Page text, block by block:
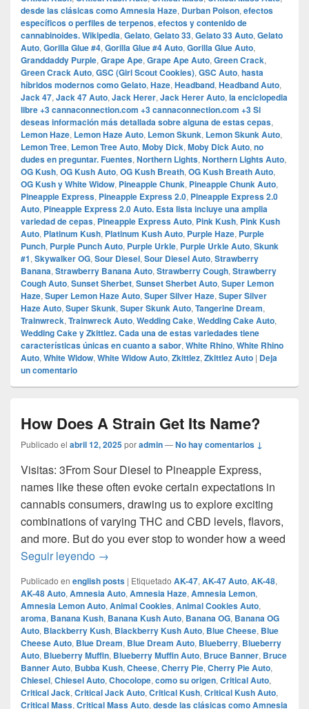
desde las clásicas como Amnesia Haze, Durban Poison, efectos
específicos o perfiles de terpenos, efectos y contenido de
cannabinoides.​ Wikipedia, Gelato, Gelato 33, Gelato 33 Auto, Gelato
Auto, Gorilla Glue #4, Gorilla Glue #4 Auto, Gorilla Glue Auto,
Granddaddy Purple, Grape Ape, Grape Ape Auto, Green Crack,
Green Crack Auto, GSC (Girl Scout Cookies), GSC Auto, hasta
híbridos modernos como Gelato, Haze, Headband, Headband Auto,
Jack 47, Jack 47 Auto, Jack Herer, Jack Herer Auto, la enciclopedia
libre +3 cannaconnection.com +3 cannaconnection.com +3 Si
deseas información más detallada sobre alguna de estas cepas,
Lemon Haze, Lemon Haze Auto, Lemon Skunk, Lemon Skunk Auto,
Lemon Tree, Lemon Tree Auto, Moby Dick, Moby Dick Auto, no
dudes en preguntar.​ Fuentes, Northern Lights, Northern Lights Auto,
OG Kush, OG Kush Auto, OG Kush Breath, OG Kush Breath Auto,
OG Kush y White Widow, Pineapple Chunk, Pineapple Chunk Auto,
Pineapple Express, Pineapple Express 2.0, Pineapple Express 2.0
Auto, Pineapple Express 2.0 Auto.​ Esta lista incluye una amplia
variedad de cepas, Pineapple Express Auto, Pink Kush, Pink Kush
Auto, Platinum Kush, Platinum Kush Auto, Purple Haze, Purple
Punch, Purple Punch Auto, Purple Urkle, Purple Urkle Auto, Skunk
#1, Skywalker OG, Sour Diesel, Sour Diesel Auto, Strawberry
Banana, Strawberry Banana Auto, Strawberry Cough, Strawberry
Cough Auto, Sunset Sherbet, Sunset Sherbet Auto, Super Lemon
Haze, Super Lemon Haze Auto, Super Silver Haze, Super Silver
Haze Auto, Super Skunk, Super Skunk Auto, Tangerine Dream,
Trainwreck, Trainwreck Auto, Wedding Cake, Wedding Cake Auto,
Wedding Cake y Zkittlez. Cada una de estas variedades tiene
características únicas en cuanto a sabor, White Rhino, White Rhino
Auto, White Widow, White Widow Auto, Zkittlez, Zkittlez Auto | Deja
un comentario
How Does A Strain Get Its Name?
Publicado el abril 12, 2025poradmin—No hay comentarios ↓
Visitas: 3From Sour Diesel to Pineapple Express,
names like these often evoke certain expectations in
cannabis consumers, drawing us to explore exciting
combinations of varying THC and CBD levels, flavors,
and more. But do you ever stop to wonder how a weed
Seguir leyendo How Does A Strain Get Its Name?
→
Publicado en english posts | Etiquetado AK-47, AK-47 Auto, AK-48,
AK-48 Auto, Amnesia Auto, Amnesia Haze, Amnesia Lemon,
Amnesia Lemon Auto, Animal Cookies, Animal Cookies Auto,
aroma, Banana Kush, Banana Kush Auto, Banana OG, Banana OG
Auto, Blackberry Kush, Blackberry Kush Auto, Blue Cheese, Blue
Cheese Auto, Blue Dream, Blue Dream Auto, Blueberry, Blueberry
Auto, Blueberry Muffin, Blueberry Muffin Auto, Bruce Banner, Bruce
Banner Auto, Bubba Kush, Cheese, Cherry Pie, Cherry Pie Auto,
Chiesel, Chiesel Auto, Chocolope, como su origen, Critical Auto,
Critical Jack, Critical Jack Auto, Critical Kush, Critical Kush Auto,
Critical Mass, Critical Mass Auto, desde las clásicas como Amnesia